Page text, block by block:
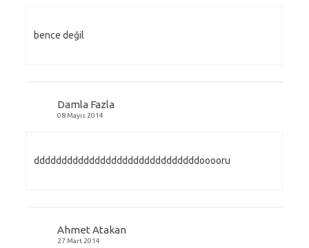
bence değil
Damla Fazla
08 Mayıs 2014
ddddddddddddddddddddddddddddddooooru
Ahmet Atakan
27 Mart 2014